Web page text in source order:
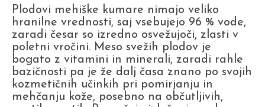
Plodovi mehiške kumare nimajo veliko
hranilne vrednosti, saj vsebujejo 96 % vode,
zaradi česar so izredno osvežujoči, zlasti v
poletni vročini. Meso svežih plodov je
bogato z vitamini in minerali, zaradi rahle
bazičnosti pa je že dalj časa znano po svojih
kozmetičnih učinkih pri pomirjanju in
mehčanju kože, posebno na občutljivih,